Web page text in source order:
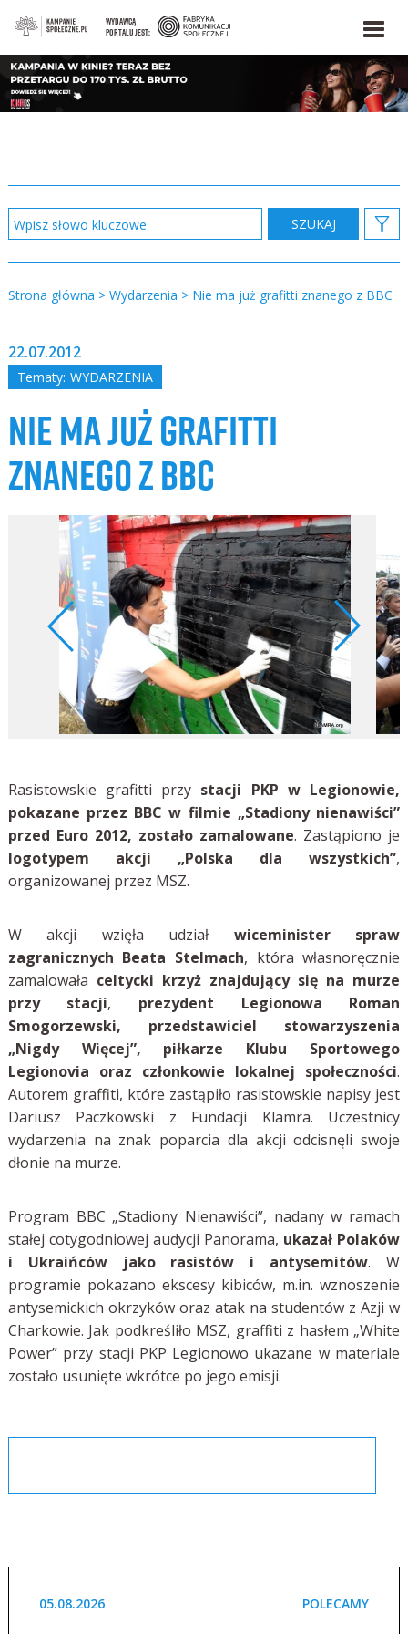
WYDAWCĄ
PORTALU JEST:
Strona główna > Wydarzenia > Nie ma już grafitti znanego z BBC
22.07.2012
Tematy: WYDARZENIA
NIE MA JUŻ GRAFITTI
ZNANEGO Z BBC
Rasistowskie grafitti przy stacji PKP w Legionowie,
pokazane przez BBC w filmie „Stadiony nienawiści”
przed Euro 2012, zostało zamalowane. Zastąpiono je
logotypem akcji „Polska dla wszystkich”,
organizowanej przez MSZ.
W akcji wzięła udział wiceminister spraw
zagranicznych Beata Stelmach, która własnoręcznie
zamalowała celtycki krzyż znajdujący się na murze
przy stacji, prezydent Legionowa Roman
Smogorzewski, przedstawiciel stowarzyszenia
„Nigdy Więcej”, piłkarze Klubu Sportowego
Legionovia oraz członkowie lokalnej społeczności.
Autorem graffiti, które zastąpiło rasistowskie napisy jest
Dariusz Paczkowski z Fundacji Klamra. Uczestnicy
wydarzenia na znak poparcia dla akcji odcisnęli swoje
dłonie na murze.
Program BBC „Stadiony Nienawiści”, nadany w ramach
stałej cotygodniowej audycji Panorama, ukazał Polaków
i Ukraińców jako rasistów i antysemitów. W
programie pokazano ekscesy kibiców, m.in. wznoszenie
antysemickich okrzyków oraz atak na studentów z Azji w
Charkowie. Jak podkreśliło MSZ, graffiti z hasłem „White
Power” przy stacji PKP Legionowo ukazane w materiale
zostało usunięte wkrótce po jego emisji.
05.08.2026 POLECAMY